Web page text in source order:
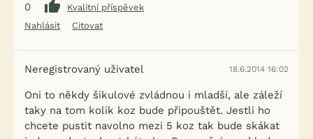
0
Kvalitní příspěvek
Nahlásit
Citovat
Neregistrovaný uživatel 18.6.2014 16:02
Oni to někdy šikulové zvládnou i mladší, ale záleží
taky na tom kolik koz bude připouštět. Jestli ho
chcete pustit navolno mezi 5 koz tak bude skákat